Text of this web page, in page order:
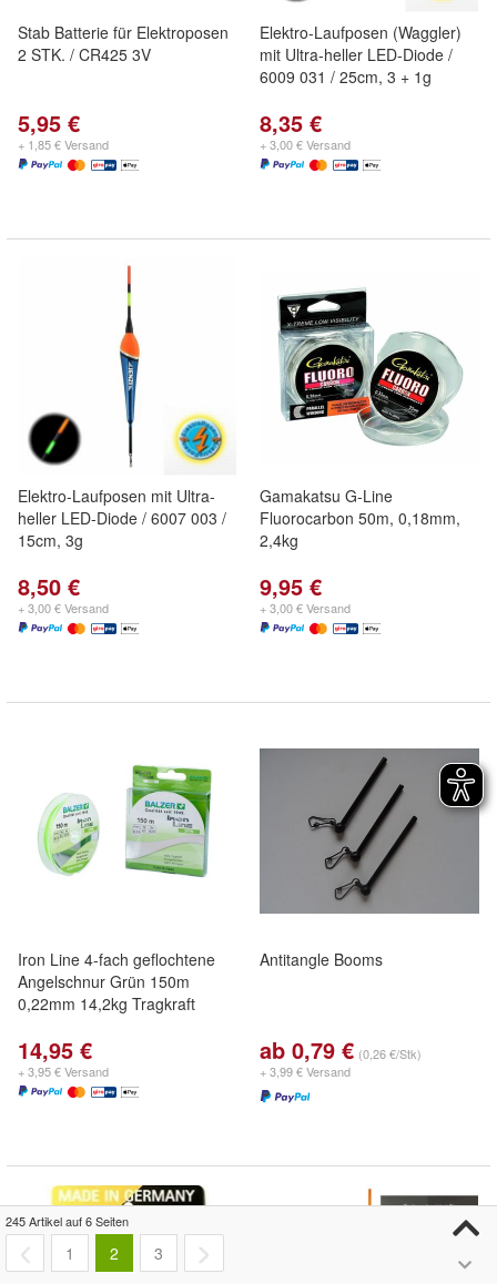
Stab Batterie für Elektroposen
2 STK. / CR425 3V
5,95 €
+ 1,85 € Versand
Elektro-Laufposen (Waggler)
mit Ultra-heller LED-Diode /
6009 031 / 25cm, 3 + 1g
8,35 €
+ 3,00 € Versand
Elektro-Laufposen mit Ultra-
heller LED-Diode / 6007 003 /
15cm, 3g
8,50 €
+ 3,00 € Versand
Gamakatsu G-Line
Fluorocarbon 50m, 0,18mm,
2,4kg
9,95 €
+ 3,00 € Versand
Iron Line 4-fach geflochtene
Angelschnur Grün 150m
0,22mm 14,2kg Tragkraft
14,95 €
+ 3,95 € Versand
Antitangle Booms
ab 0,79 € (0,26 €/Stk)
+ 3,99 € Versand
245 Artikel auf 6 Seiten
1 2 3